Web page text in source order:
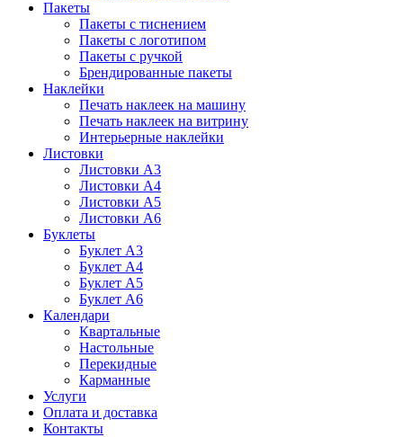
Пакеты
Пакеты с тиснением
Пакеты с логотипом
Пакеты с ручкой
Брендированные пакеты
Наклейки
Печать наклеек на машину
Печать наклеек на витрину
Интерьерные наклейки
Листовки
Листовки А3
Листовки А4
Листовки А5
Листовки А6
Буклеты
Буклет А3
Буклет А4
Буклет А5
Буклет А6
Календари
Квартальные
Настольные
Перекидные
Карманные
Услуги
Оплата и доставка
Контакты